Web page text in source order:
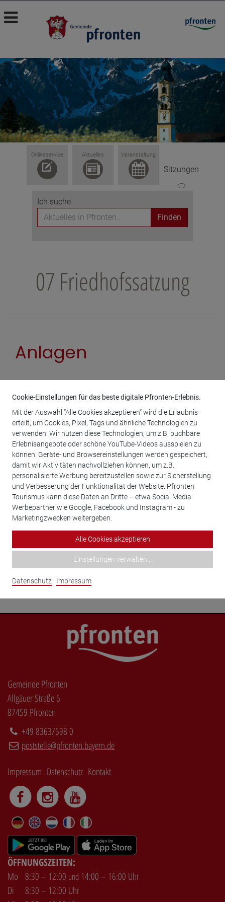
Onlineservice Aktuelles Veranstaltung
Sitzungen
Ich suche
Finden
07 Friedhofssatzung
Anlagen
Friedhofssatzung
Friedhofssatzung - Erste Änderung vom 21.05.2015
Friedhofssatzung - Zweite Änderung vom 01.12.2021
Friedhofssatzung (gültig ab 1.10.2025)
Ansprechpartner
Waibel, Sandra
Haff, Martin
Gemeinde Pfronten
Allgäuer Straße 6
87459 Pfronten
+49 8363/698 0
poststelle@pfronten.bayern.de
Impressum Datenschutz Kontakt
DE EN NL FR IT
ÖFFNUNGSZEITEN:
Mo 8:30 – 12:00 und 14:00 – 16:00 Uhr
Di
8:30 – 12:00 Uhr
Cookie-Einstellungen für das beste digitale Pfronten-Erlebnis.
Mit der Auswahl “Alle Cookies akzeptieren“ wird die Erlaubnis
erteilt, um Cookies, Pixel, Tags und ähnliche Technologien zu
verwenden. Wir nutzen diese Technologien, um z.B. buchbare
Erlebnisangebote oder schöne YouTube-Videos ausspielen zu
können. Geräte- und Browsereinstellungen werden gespeichert,
damit wir Aktivitäten nachvollziehen können, um z.B.
personalisierte Werbung bereitzustellen sowie zur Sicherstellung
und Verbesserung der Funktionalität der Website. Pfronten
Tourismus kann diese Daten an Dritte – etwa Social Media
Werbepartner wie Google, Facebook und Instagram - zu
Marketingzwecken weitergeben.
Alle Cookies akzeptieren
Einstellungen verwalten...
Datenschutz | Impressum